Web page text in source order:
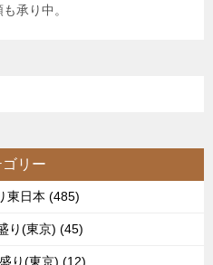
承り中。
ゴリー
東日本 (485)
り(東京) (45)
り(東京) (12)